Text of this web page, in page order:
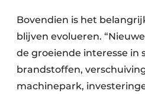
Bovendien is het
blijven evolueren.
de groeiende interesse in
brandstoffen,
machinepark,